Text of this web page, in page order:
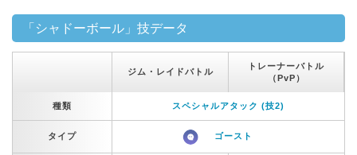
「シャドーボール」技データ
ジム・レイドバトル
トレーナーバトル
（PvP）
種類 スペシャルアタック (技2)
タイプ ゴースト